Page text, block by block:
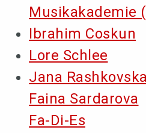
Musikakademie
Ibrahim Coskun
Lore Schlee
Jana
Faina Sardarova
Fa-Di-Es